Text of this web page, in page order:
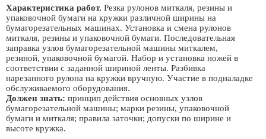
Характеристика работ. Резка рулонов миткаля, резины и
упаковочной бумаги на кружки различной ширины на
бумагорезательных машинах. Установка и смена рулонов
миткаля, резины и упаковочной бумаги. Последовательная
заправка узлов бумагорезательной машины миткалем,
резиной, упаковочной бумагой. Набор и установка ножей в
соответствии с заданной шириной ленты. Разбивка
нарезанного рулона на кружки вручную. Участие в подналадке
обслуживаемого оборудования.
Должен знать: принцип действия основных узлов
бумагорезательной машины; марки резины, упаковочной
бумаги и миткаля; правила заточки; допуски по ширине и
высоте кружка.